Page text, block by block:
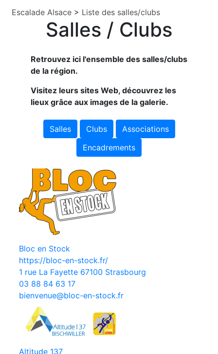
Escalade Alsace > Liste des salles/clubs
Salles / Clubs
Retrouvez ici l'ensemble des salles/clubs
de la région.
Visitez leurs sites Web, découvrez les
lieux grâce aux images de la galerie.
Salles Clubs
Associations
Encadrements
Bloc en Stock
https://bloc-en-stock.fr/
1 rue La Fayette 67100 Strasbourg
03 88 84 63 17
bienvenue@bloc-en-stock.fr
Altitude 137